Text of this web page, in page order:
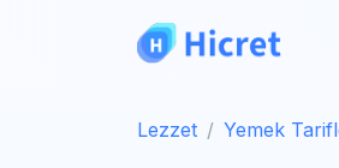
Lezzet Yemek